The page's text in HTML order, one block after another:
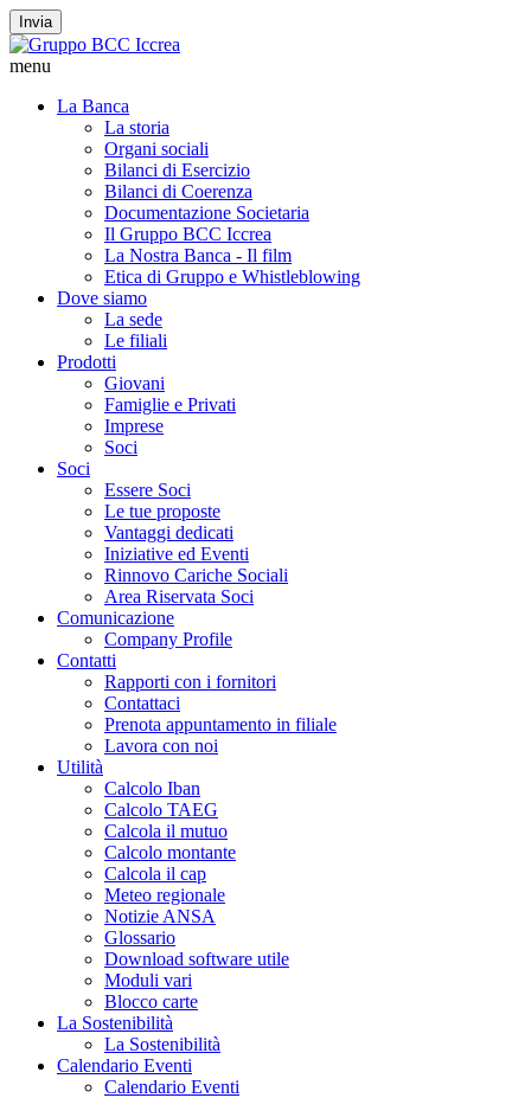
Invia
menu
La Banca
La storia
Organi sociali
Bilanci di Esercizio
Bilanci di Coerenza
Documentazione Societaria
Il Gruppo BCC Iccrea
La Nostra Banca - Il film
Etica di Gruppo e Whistleblowing
Dove siamo
La sede
Le filiali
Prodotti
Giovani
Famiglie e Privati
Imprese
Soci
Soci
Essere Soci
Le tue proposte
Vantaggi dedicati
Iniziative ed Eventi
Rinnovo Cariche Sociali
Area Riservata Soci
Comunicazione
Company Profile
Contatti
Rapporti con i fornitori
Contattaci
Prenota appuntamento in filiale
Lavora con noi
Utilità
Calcolo Iban
Calcolo TAEG
Calcola il mutuo
Calcolo montante
Calcola il cap
Meteo regionale
Notizie ANSA
Glossario
Download software utile
Moduli vari
Blocco carte
La Sostenibilità
La Sostenibilità
Calendario Eventi
Calendario Eventi